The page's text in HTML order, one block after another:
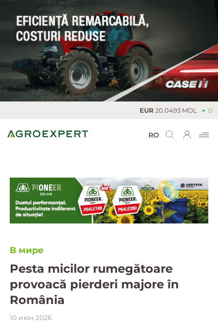
EUR20.0493 MDL 0
RO
В мире
Pesta micilor rumegătoare
provoacă pierderi majore în
România
10 июн 2026